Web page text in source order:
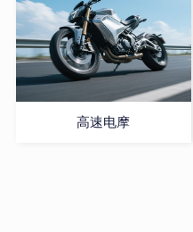
高速电摩